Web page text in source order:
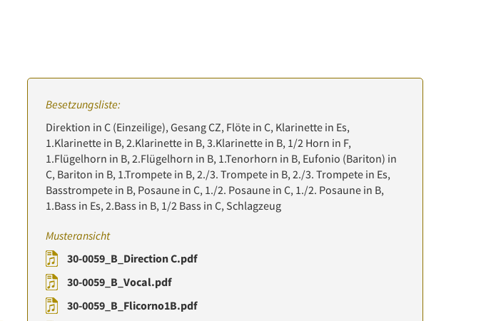
Besetzungsliste:
Direktion in C (Einzeilige), Gesang CZ, Flöte in C, Klarinette in Es,
1.Klarinette in B, 2.Klarinette in B, 3.Klarinette in B, 1/2 Horn in F,
1.Flügelhorn in B, 2.Flügelhorn in B, 1.Tenorhorn in B, Eufonio (Bariton) in
C, Bariton in B, 1.Trompete in B, 2./3. Trompete in B, 2./3. Trompete in Es,
Basstrompete in B, Posaune in C, 1./2. Posaune in C, 1./2. Posaune in B,
1.Bass in Es, 2.Bass in B, 1/2 Bass in C, Schlagzeug
Musteransicht
30-0059_B_Direction C.pdf
30-0059_B_Vocal.pdf
30-0059_B_Flicorno1B.pdf